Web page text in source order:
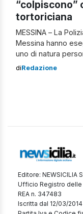
“colpiscono”
tortoriciana
MESSINA – La
Messina hanno
uno di natura
per le Indagini
diRedazione
Editore: NEWSICILIA
Ufficio Registro delle
REA n. 347483
Iscritta dal 12/03/2014